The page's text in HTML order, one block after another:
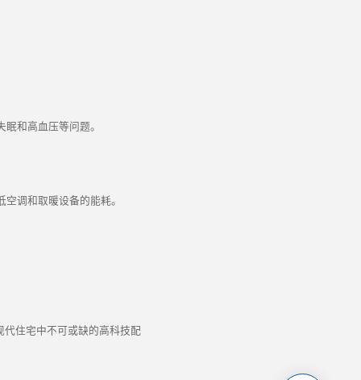
和高血压等问题。
调和取暖设备的能耗。
住宅中不可或缺的高科技配